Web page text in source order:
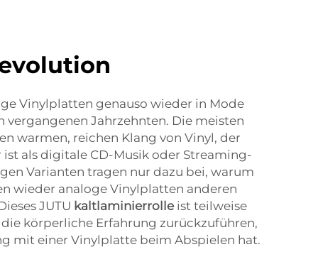
Vinylplatten genauso wieder in Mode
vergangenen Jahrzehnten. Die meisten
warmen, reichen Klang von Vinyl, der
ist als digitale CD-Musik oder Streaming-
Varianten tragen nur dazu bei, warum
wieder analoge Vinylplatten anderen
JUTU kaltlaminierrolle ist teilweise
körperliche Erfahrung zurückzuführen,
mit einer Vinylplatte beim Abspielen hat.